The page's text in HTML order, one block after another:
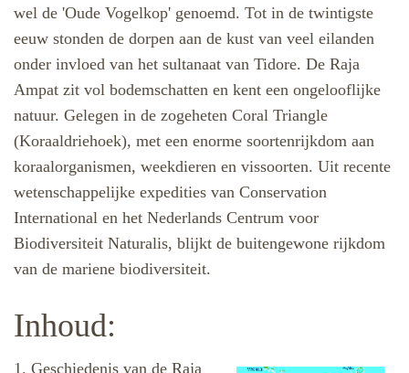
wel de 'Oude Vogelkop' genoemd. Tot in de twintigste
eeuw stonden de dorpen aan de kust van veel eilanden
onder invloed van het sultanaat van Tidore. De Raja
Ampat zit vol bodemschatten en kent een ongelooflijke
natuur. Gelegen in de zogeheten Coral Triangle
(Koraaldriehoek), met een enorme soortenrijkdom aan
koraalorganismen, weekdieren en vissoorten. Uit recente
wetenschappelijke expedities van Conservation
International en het Nederlands Centrum voor
Biodiversiteit Naturalis, blijkt de buitengewone rijkdom
van de mariene biodiversiteit.
Inhoud:
1. Geschiedenis van de Raja